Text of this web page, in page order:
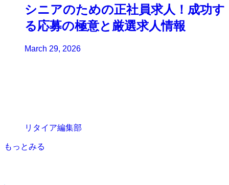
シニアのための正社員求人！成功す
る応募の極意と厳選求人情報
March 29, 2026
リタイア編集部
もっとみる